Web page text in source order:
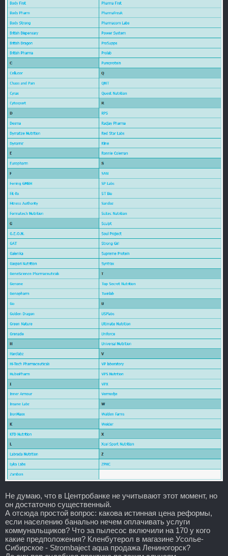
Не думаю, что в Центробанке не учитывают этот момент, но
он достаточно существенный.
А отсюда простой вопрос: какова истинная цена реформы,
если населению банально нечем оплачивать услуги
коммунальщиков? Что за пылесос включили на 170 у кого
какие предположения? Кленбутерол в магазине Усолье-
Сибирское - Strombaject aqua продажа Лениногорск?